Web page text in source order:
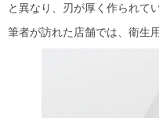
と異なり、刃が厚く作られて
筆者が訪れた店舗では、衛生